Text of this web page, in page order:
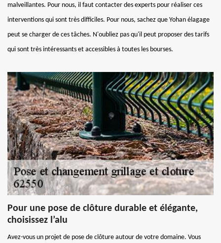
malveillantes. Pour nous, il faut contacter des experts pour réaliser ces
interventions qui sont très difficiles. Pour nous, sachez que Yohan élagage
peut se charger de ces tâches. N'oubliez pas qu'il peut proposer des tarifs
qui sont très intéressants et accessibles à toutes les bourses.
Pour une pose de clôture durable et élégante,
choisissez l’alu
Avez-vous un projet de pose de clôture autour de votre domaine. Vous